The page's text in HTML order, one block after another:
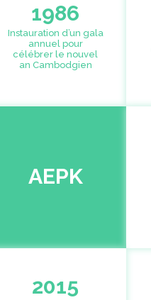
1986
Instauration d’un gala
annuel pour
célébrer le nouvel
an Cambodgien
AEPK
2015